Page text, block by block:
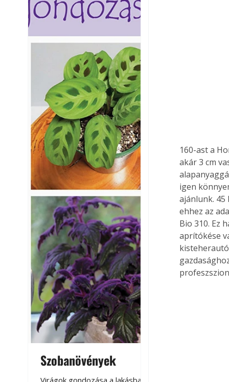
Szobanövények
160-ast a
akár 3 cm
igen
ajánlunk.
ehhez az
Bio 310. Ez
aprítókése